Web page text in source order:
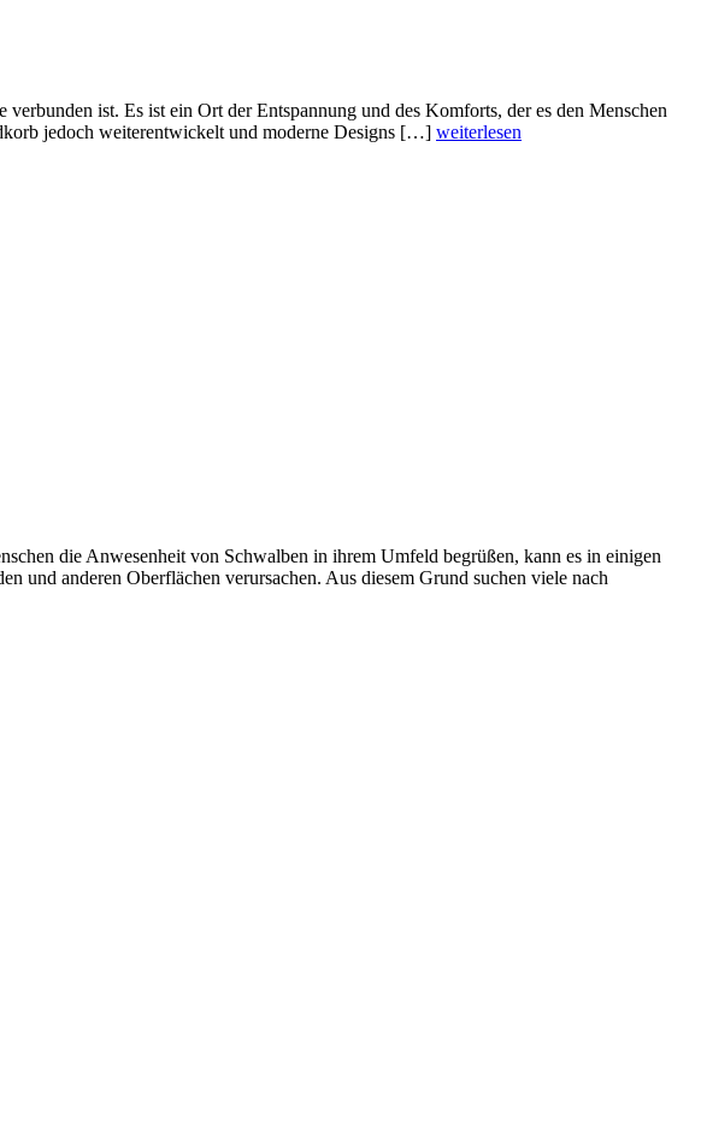
ist. Es ist ein Ort der Entspannung und des Komforts, der es den Menschen
jedoch weiterentwickelt und moderne Designs […] weiterlesen
die Anwesenheit von Schwalben in ihrem Umfeld begrüßen, kann es in einigen
und anderen Oberflächen verursachen. Aus diesem Grund suchen viele nach